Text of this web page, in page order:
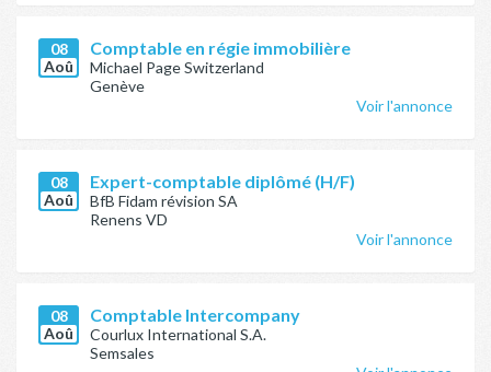
08
Aoû
Comptable en régie immobilière
Michael Page Switzerland
Genève
Voir l'annonce
08
Aoû
Expert-comptable diplômé (H/F)
BfB Fidam révision SA
Renens VD
Voir l'annonce
08
Aoû
Comptable Intercompany
Courlux International S.A.
Semsales